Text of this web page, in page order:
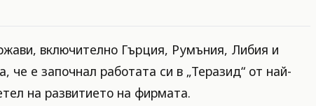
включително Гърция, Румъния, Либия и
че е започнал работата си в „Теразид“ от най-
на развитието на фирмата.